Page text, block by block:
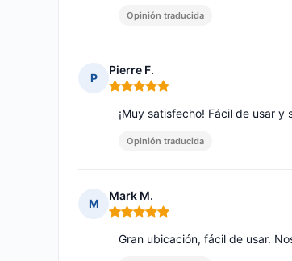
Opinión traducida
P
Pierre F.
Nota: 5 de 5
¡Muy satisfecho! Fácil de usar
Opinión traducida
M
Mark M.
Nota: 5 de 5
Gran ubicación, fácil de usar.